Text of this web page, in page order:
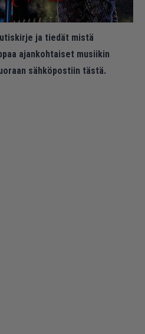
ja tiedät mistä
ajankohtaiset musiikin
sähköpostiin tästä.